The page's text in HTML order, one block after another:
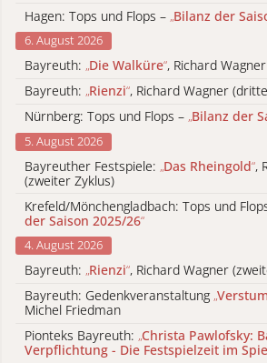
Hagen: Tops und Flops – „Bilanz der
6. August 2026
Bayreuth: „Die Walküre“, Richard
Bayreuth: „Rienzi“, Richard Wagner
Nürnberg: Tops und Flops – „Bilanz der
5. August 2026
Bayreuther Festspiele: „Das Rheingold“,
(zweiter Zyklus)
Krefeld/Mönchengladbach: Tops und
der Saison 2025/26“
4. August 2026
Bayreuth: „Rienzi“, Richard Wagner
Bayreuth: Gedenkveranstaltung „
Michel Friedman
Pionteks Bayreuth: „Christa Pawlofsky:
Verpflichtung - Die Festspielzeit im